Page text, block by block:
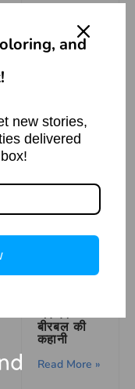
Read More »
Spreads
God’s
Word |
Read More »
अकबर
बीरबल की
कहानी
Read More »
and
new stories,
delivered